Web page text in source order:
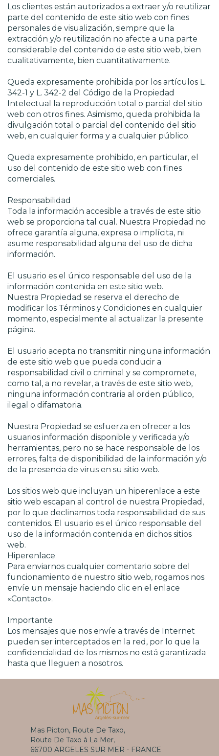
Los clientes están autorizados a extraer y/o reutilizar
parte del contenido de este sitio web con fines
personales de visualización, siempre que la
extracción y/o reutilización no afecte a una parte
considerable del contenido de este sitio web, bien
cualitativamente, bien cuantitativamente.
Queda expresamente prohibida por los artículos L.
342-1 y L. 342-2 del Código de la Propiedad
Intelectual la reproducción total o parcial del sitio
web con otros fines. Asimismo, queda prohibida la
divulgación total o parcial del contenido del sitio
web, en cualquier forma y a cualquier público.
Queda expresamente prohibido, en particular, el
uso del contenido de este sitio web con fines
comerciales.
Responsabilidad
Toda la información accesible a través de este sitio
web se proporciona tal cual. Nuestra Propiedad no
ofrece garantía alguna, expresa o implícita, ni
asume responsabilidad alguna del uso de dicha
información.
El usuario es el único responsable del uso de la
información contenida en este sitio web.
Nuestra Propiedad se reserva el derecho de
modificar los Términos y Condiciones en cualquier
momento, especialmente al actualizar la presente
página.
El usuario acepta no transmitir ninguna información
de este sitio web que pueda conducir a
responsabilidad civil o criminal y se compromete,
como tal, a no revelar, a través de este sitio web,
ninguna información contraria al orden público,
ilegal o difamatoria.
Nuestra Propiedad se esfuerza en ofrecer a los
usuarios información disponible y verificada y/o
herramientas, pero no se hace responsable de los
errores, falta de disponibilidad de la información y/o
de la presencia de virus en su sitio web.
Los sitios web que incluyan un hiperenlace a este
sitio web escapan al control de nuestra Propiedad,
por lo que declinamos toda responsabilidad de sus
contenidos. El usuario es el único responsable del
uso de la información contenida en dichos sitios
web.
Hiperenlace
Para enviarnos cualquier comentario sobre del
funcionamiento de nuestro sitio web, rogamos nos
envíe un mensaje haciendo clic en el enlace
«Contacto».
Importante
Los mensajes que nos envíe a través de Internet
pueden ser interceptados en la red, por lo que la
confidencialidad de los mismos no está garantizada
hasta que lleguen a nosotros.
Mas Picton, Route De Taxo,
Route De Taxo à La Mer,
66700 ARGELES SUR MER - FRANCE